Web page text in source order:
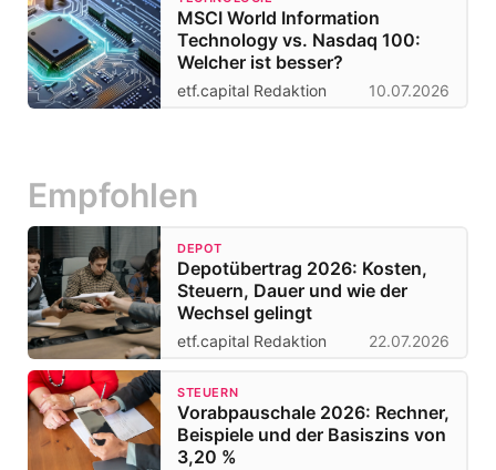
MSCI World Information
Technology vs. Nasdaq 100:
Welcher ist besser?
etf.capital Redaktion 10.07.2026
Empfohlen
DEPOT
Depotübertrag 2026: Kosten,
Steuern, Dauer und wie der
Wechsel gelingt
etf.capital Redaktion 22.07.2026
STEUERN
Vorabpauschale 2026: Rechner,
Beispiele und der Basiszins von
3,20 %